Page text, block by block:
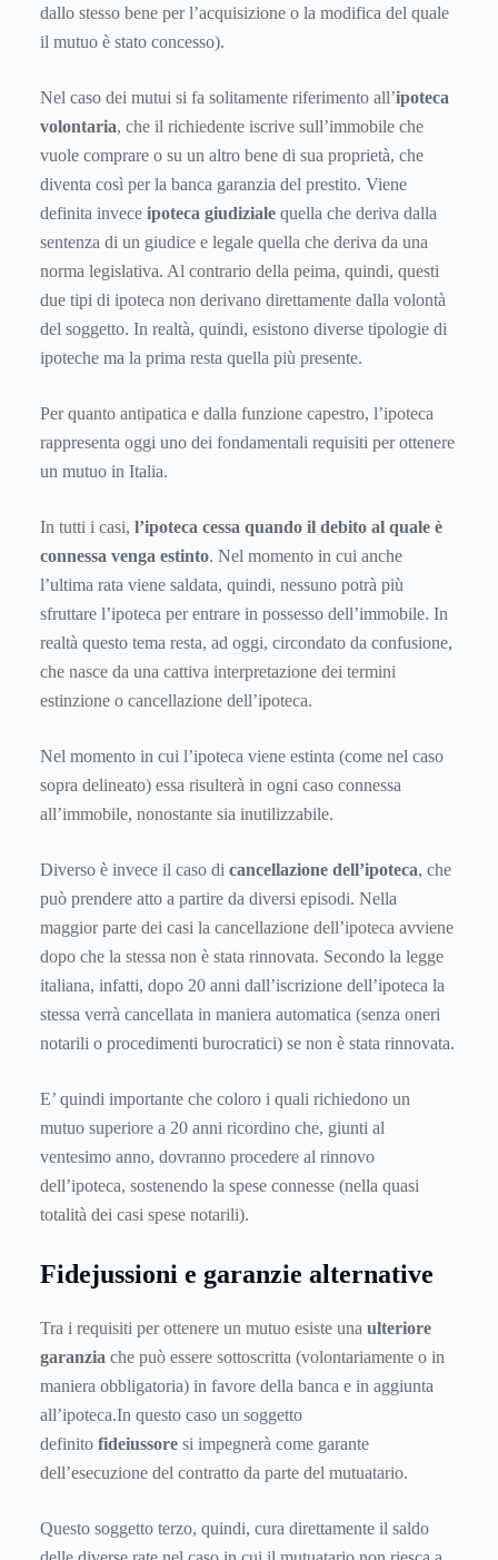
dallo stesso bene per l’acquisizione o la modifica del quale
il mutuo è stato concesso).
Nel caso dei mutui si fa solitamente riferimento all’ipoteca
volontaria, che il richiedente iscrive sull’immobile che
vuole comprare o su un altro bene di sua proprietà, che
diventa così per la banca garanzia del prestito. Viene
definita invece ipoteca giudiziale quella che deriva dalla
sentenza di un giudice e legale quella che deriva da una
norma legislativa. Al contrario della peima, quindi, questi
due tipi di ipoteca non derivano direttamente dalla volontà
del soggetto. In realtà, quindi, esistono diverse tipologie di
ipoteche ma la prima resta quella più presente.
Per quanto antipatica e dalla funzione capestro, l’ipoteca
rappresenta oggi uno dei fondamentali requisiti per ottenere
un mutuo in Italia.
In tutti i casi, l’ipoteca cessa quando il debito al quale è
connessa venga estinto. Nel momento in cui anche
l’ultima rata viene saldata, quindi, nessuno potrà più
sfruttare l’ipoteca per entrare in possesso dell’immobile. In
realtà questo tema resta, ad oggi, circondato da confusione,
che nasce da una cattiva interpretazione dei termini
estinzione o cancellazione dell’ipoteca.
Nel momento in cui l’ipoteca viene estinta (come nel caso
sopra delineato) essa risulterà in ogni caso connessa
all’immobile, nonostante sia inutilizzabile.
Diverso è invece il caso di cancellazione dell’ipoteca, che
può prendere atto a partire da diversi episodi. Nella
maggior parte dei casi la cancellazione dell’ipoteca avviene
dopo che la stessa non è stata rinnovata. Secondo la legge
italiana, infatti, dopo 20 anni dall’iscrizione dell’ipoteca la
stessa verrà cancellata in maniera automatica (senza oneri
notarili o procedimenti burocratici) se non è stata rinnovata.
E’ quindi importante che coloro i quali richiedono un
mutuo superiore a 20 anni ricordino che, giunti al
ventesimo anno, dovranno procedere al rinnovo
dell’ipoteca, sostenendo la spese connesse (nella quasi
totalità dei casi spese notarili).
Fidejussioni e garanzie alternative
Tra i requisiti per ottenere un mutuo esiste una ulteriore
garanzia che può essere sottoscritta (volontariamente o in
maniera obbligatoria) in favore della banca e in aggiunta
all’ipoteca.In questo caso un soggetto
definito fideiussore si impegnerà come garante
dell’esecuzione del contratto da parte del mutuatario.
Questo soggetto terzo, quindi, cura direttamente il saldo